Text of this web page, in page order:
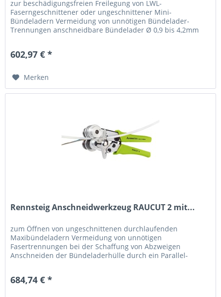
zur beschädigungsfreien Freilegung von LWL-
Faserngeschnittener oder ungeschnittener Mini-
Bündeladern Vermeidung von unnötigen Bündelader-
Trennungen anschneidbare Bündelader Ø 0,9 bis 4,2mm
602,97 € *
Merken
Rennsteig Anschneidwerkzeug RAUCUT 2 mit...
zum Öffnen von ungeschnittenen durchlaufenden
Maxibündeladern Vermeidung von unnötigen
Fasertrennungen bei der Schaffung von Abzweigen
Anschneiden der Bündeladerhülle durch ein Parallel-
684,74 € *